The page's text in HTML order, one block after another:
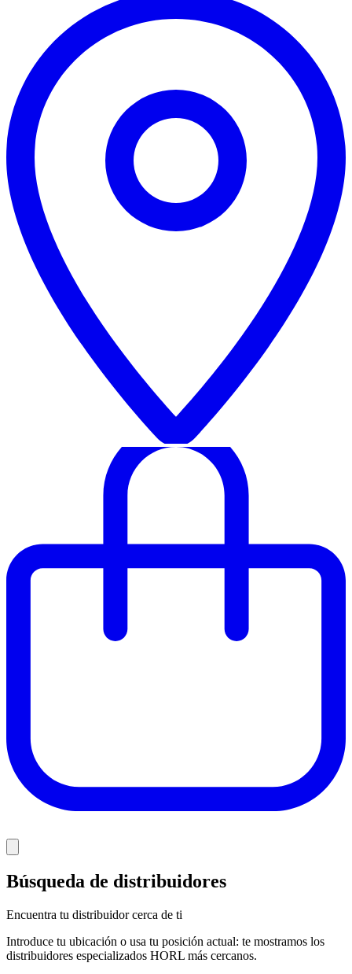
Búsqueda de distribuidores
Encuentra tu distribuidor cerca de ti
Introduce tu ubicación o usa tu posición actual: te mostramos los
distribuidores especializados HORL más cercanos.